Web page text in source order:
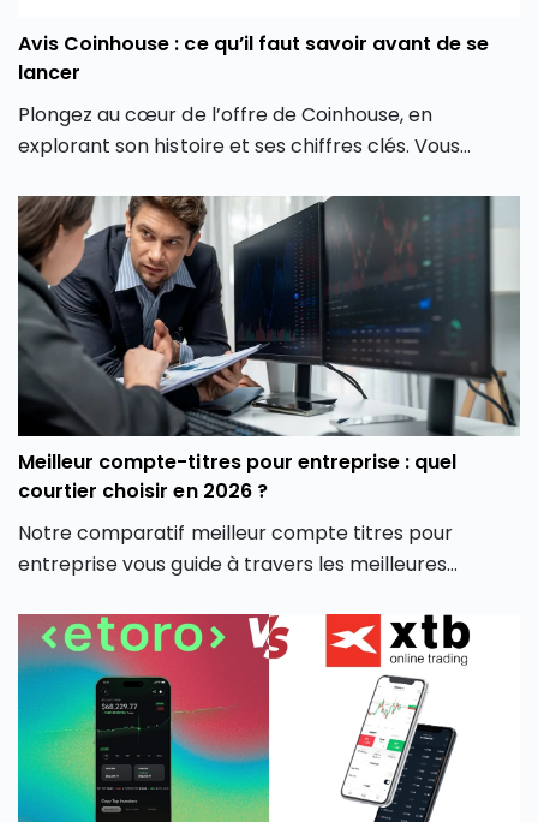
Avis Coinhouse : ce qu’il faut savoir avant de se
lancer
Plongez au cœur de l’offre de Coinhouse, en
explorant son histoire et ses chiffres clés. Vous
monnaies disponibles, les frais associés, et comment
la plateforme crypto Coinhouse vous permet de
mieux gérer vos investissements en monnaie
virtuelle.
Meilleur compte-titres pour entreprise : quel
courtier choisir en 2026 ?
Notre comparatif meilleur compte titres pour
entreprise vous guide à travers les meilleures
éclairé, adapté à votre stratégie d’investissement
professionnelle.